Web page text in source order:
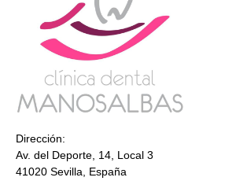
Dirección:
Av. del Deporte, 14, Local 3
41020 Sevilla, España